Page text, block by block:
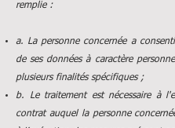
remplie :
a. La personne concernée a
de ses données à caractère
plusieurs finalités spécifiques ;
b. Le traitement est nécessaire à
contrat auquel la personne